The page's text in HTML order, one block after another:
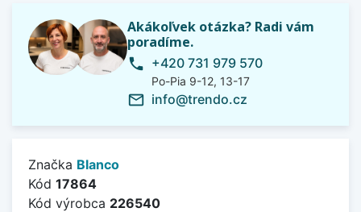
Akákoľvek otázka? Radi vám
poradíme.
phone +420 731 979 570
Po-Pia 9-12, 13-17
mail_outline info@trendo.cz
Značka Blanco
Kód 17864
Kód výrobca 226540